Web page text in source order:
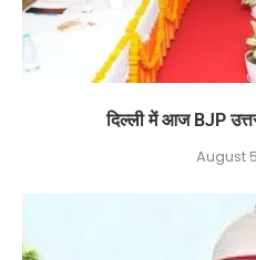
दिल्ली में आज BJP
August